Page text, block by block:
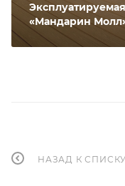
«Мандарин
НАЗАД К СПИСКУ